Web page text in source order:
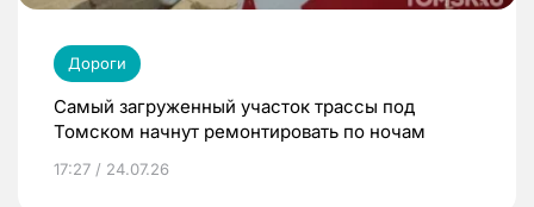
Дороги
Самый загруженный участок трассы под
Томском начнут ремонтировать по ночам
17:27 / 24.07.26